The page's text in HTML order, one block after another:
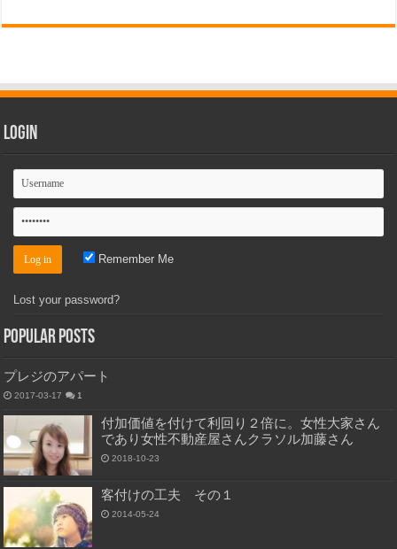
Login
Remember Me
Lost your password?
Popular Posts
プレジのアパート
2017-03-17 1
付加価値を付けて利回り２倍に。女性大家さん
であり女性不動産屋さんクラソル加藤さん
2018-10-23
客付けの工夫 その１
2014-05-24